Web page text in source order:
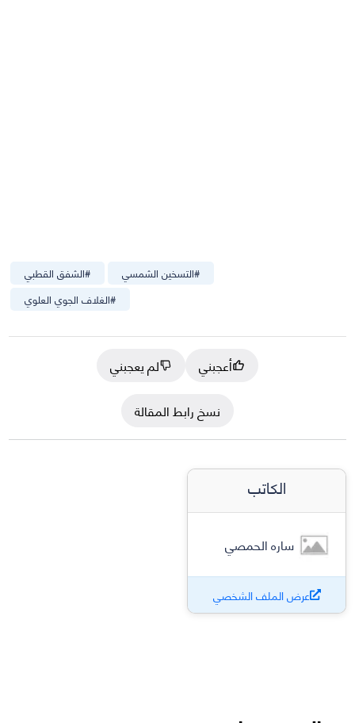
#الشفق القطبي #التسخين الشمسي
#الغلاف الجوي العلوي
أعجبني
لم يعجبني
نسخ رابط المقالة
الكاتب
ساره الحمصي
عرض الملف الشخصي